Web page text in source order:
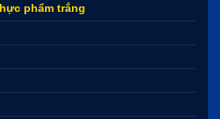
phẩm trắng